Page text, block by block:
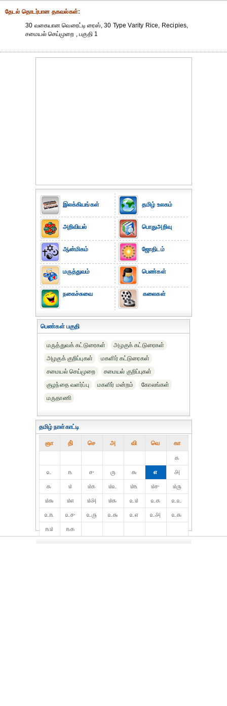
தேட‌ல் தொட‌ர்பான தகவ‌ல்க‌ள்:
30 வகையான வெரைட்டி ரைஸ், 30 Type Varity Rice, Recipies,
சமையல் செய்முறை , பகுதி 1
இலக்கியங்கள்
அறிவியல்
ஆன்மிகம்
மருத்துவம்
நகைச்சுவை
தமிழ் உலகம்
பொதுஅறிவு
ஜோதிடம்
பெண்கள்
கலைகள்
பெண்கள் பகுதி
மருத்துவக் கட்டுரைகள்
அழகுக் கட்டுரைகள்
அழகுக் குறிப்புகள்
மகளிர் கட்டுரைகள்
சமையல் செய்முறை
சமையல் குறிப்புகள்
குழந்தை வளர்ப்பு
மகளிர் மன்றம்
கோலங்கள்
மருதாணி
தமிழ் நாள்காட்டி
ஞா தி் செ அ வி வெ கா
௧
௨
௩ ௪ ௫ ௬ ௭
௮
௯
௰ ௰௧ ௰௨ ௰௩ ௰௪
௰௫
௰௬
௰௭ ௰௮ ௰௯ ௨௰ ௨௧
௨௨
௨௩
௨௪ ௨௫ ௨௬ ௨௭ ௨௮
௨௯
௩௰
௩௧